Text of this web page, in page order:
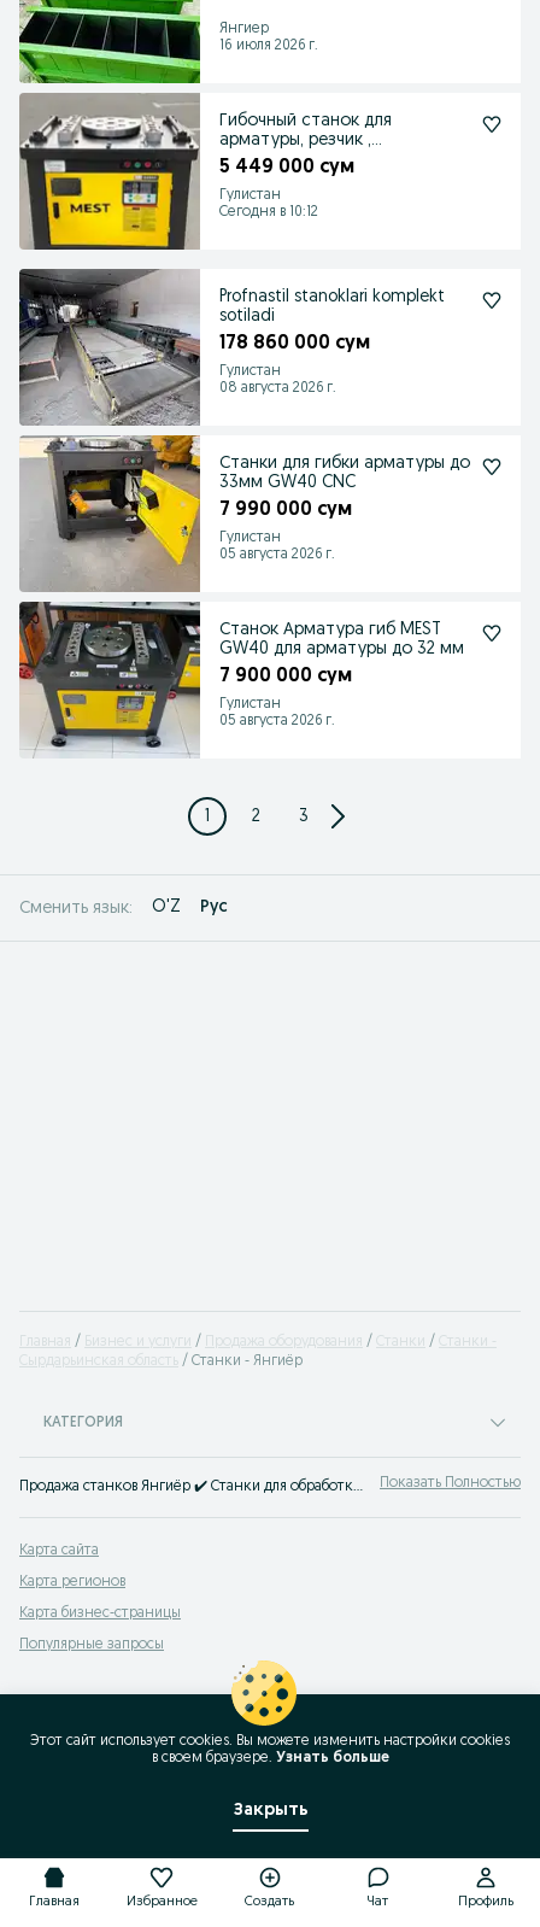
Янгиер
16 июля 2026 г.
Гибочный станок для
арматуры, резчик ,
выпрямитель для проволоки
5 449 000 сум
Гулистан
Сегодня в 10:12
Profnastil stanoklari komplekt
sotiladi
178 860 000 сум
Гулистан
08 августа 2026 г.
Станки для гибки арматуры до
33мм GW40 CNC
7 990 000 сум
Гулистан
05 августа 2026 г.
Станок Арматура гиб MEST
GW40 для арматуры до 32 мм
7 900 000 сум
Гулистан
05 августа 2026 г.
1 2 3
Сменить язык: O'Z Рус
Главная Бизнес и услуги Продажа оборудования Станки
Станки -
Сырдарьинская область
Станки - Янгиёр
КАТЕГОРИЯ
Продажа станков Янгиёр ✔️ Станки для обработки металла и дерева, фрезерные станки и многое другое ☝ Найти станки для бизнеса можно на OLX.uz! Показать Полностью
Карта сайта
Карта регионов
Карта бизнес-страницы
Популярные запросы
Главная Избранное Создать Чат Профиль
Этот сайт использует cookies. Вы можете изменить настройки cookies
в своeм браузере. Узнать больше
Закрыть